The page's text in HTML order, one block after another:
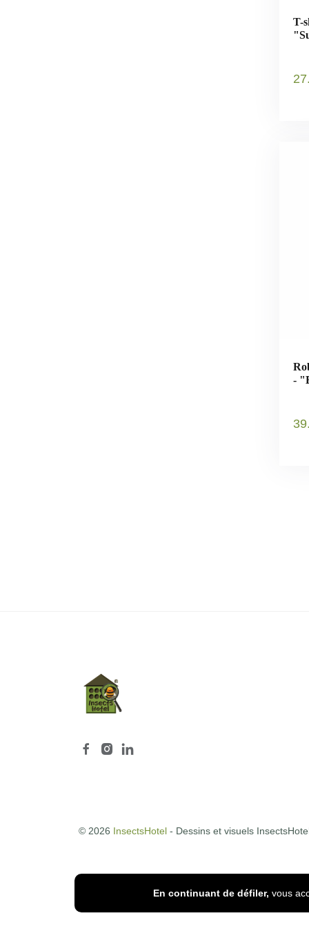
T-
27
-
39
© 2026 InsectsHotel - Dessins et visuels
En continuant de défiler, vous